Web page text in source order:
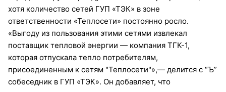
хотя количество сетей ГУП «ТЭК» в зоне
ответственности «Теплосети» постоянно росло.
«Выгоду из пользования этими сетями извлекал
поставщик тепловой энергии — компания ТГК-1,
которая отпускала тепло потребителям,
присоединенным к сетям "Теплосети"»,— делится с “Ъ”
собеседник в ГУП «ТЭК». Он добавляет, что